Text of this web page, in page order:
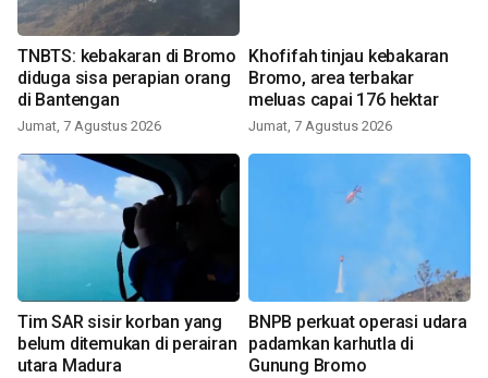
TNBTS: kebakaran di Bromo
diduga sisa perapian orang
di Bantengan
Jumat, 7 Agustus 2026
Khofifah tinjau kebakaran
Bromo, area terbakar
meluas capai 176 hektar
Jumat, 7 Agustus 2026
Tim SAR sisir korban yang
belum ditemukan di perairan
utara Madura
BNPB perkuat operasi udara
padamkan karhutla di
Gunung Bromo